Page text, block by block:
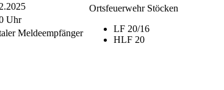
Uhr
Meldeempfänger
Ortsfeuerwehr Stöcken
LF 20/16
HLF 20